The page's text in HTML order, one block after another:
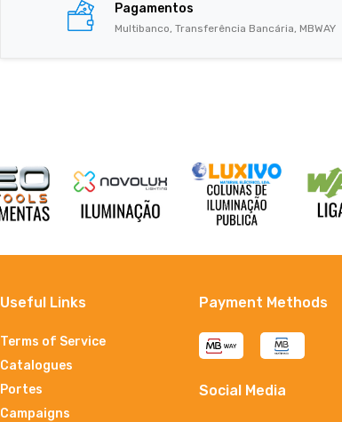
Pagamentos
Multibanco, Transferência Bancária, MBWAY
Useful Links
Terms of Service
Catalogues
Portes
Campaigns
Payment Methods
Social Media